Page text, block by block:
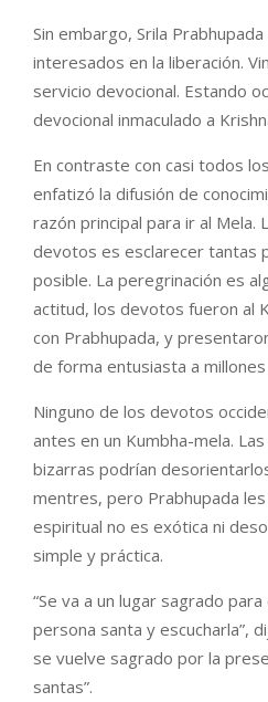
Sin embargo, Srila
interesados en la liberación.
servicio devocional. Estando
devocional inmaculado a
En contraste con casi todos
enfatizó la difusión de
razón principal para ir al Mela.
devotos es esclarecer tantas
posible. La peregrinación es
actitud, los devotos fueron al
con Prabhupada, y
de forma entusiasta a
Ninguno de los devotos
antes en un Kumbha-mela.
bizarras podrían
mentres, pero Prabhupada
espiritual no es exótica ni
simple y práctica.
“Se va a un lugar sagrado
persona santa y escucharla”,
se vuelve sagrado por la
santas”.